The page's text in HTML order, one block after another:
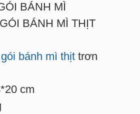
BÁNH MÌ
BÁNH MÌ THỊT
bánh mì thịt trơn
cm